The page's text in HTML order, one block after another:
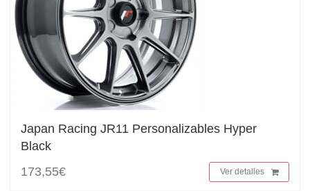
Japan Racing JR11 Personalizables Hyper
Black
173,55€
Ver detalles